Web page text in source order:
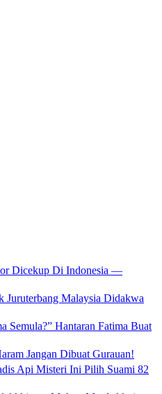
Dicekup Di Indonesia —
Juruterbang Malaysia Didakwa
Semula?” Hantaran Fatima Buat
Jangan Dibuat Gurauan!
Api Misteri Ini Pilih Suami 82